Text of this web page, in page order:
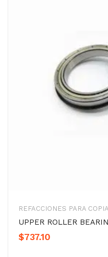
REFACCIONES PARA
UPPER ROLLER
$737.10